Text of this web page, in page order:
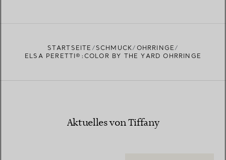
STARTSEITE SCHMUCK
OHRRINGE
ELSA PERETTI®:COLOR BY THE YARD OHRRINGE
Aktuelles von Tiffany